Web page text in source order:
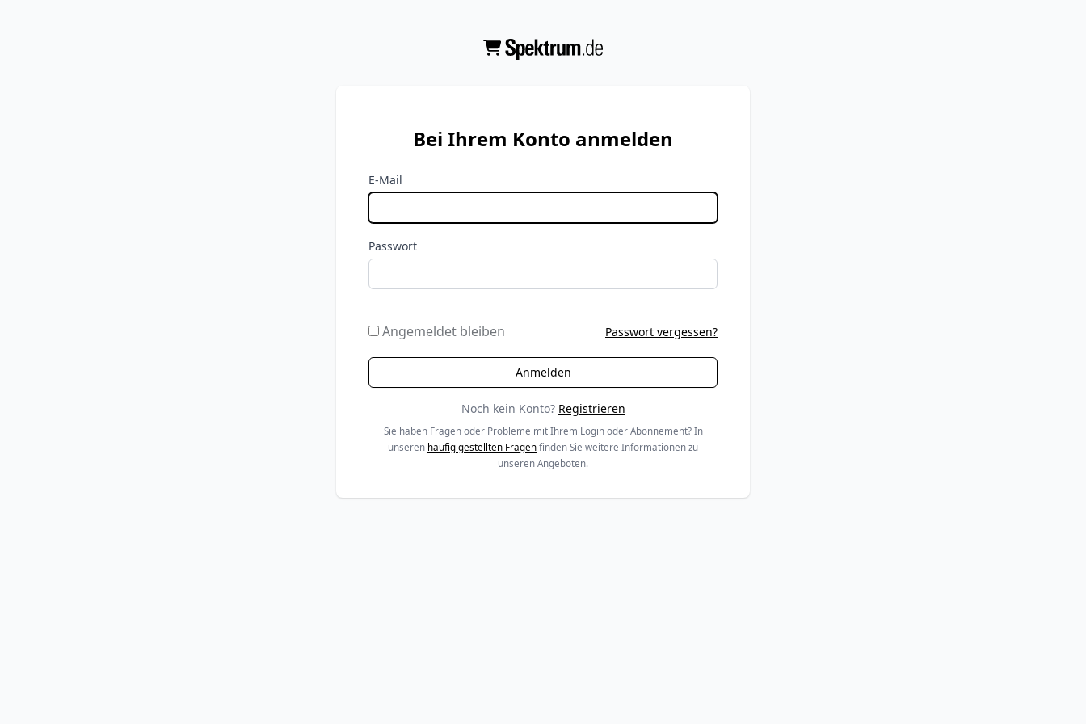
Bei Ihrem Konto anmelden
E-Mail
Passwort
Angemeldet bleiben Passwort vergessen?
Noch kein Konto? Registrieren
Sie haben Fragen oder Probleme mit Ihrem Login oder Abonnement? In
unseren häufig gestellten Fragen finden Sie weitere Informationen zu
unseren Angeboten.